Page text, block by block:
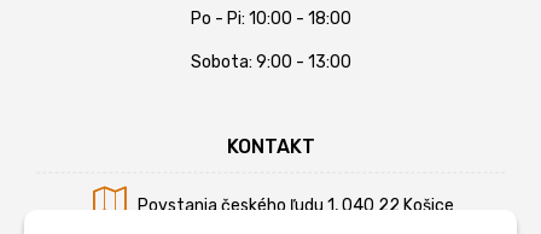
Po - Pi: 10:00 - 18:00
Sobota: 9:00 - 13:00
KONTAKT
Povstania českého ľudu 1, 040 22 Košice